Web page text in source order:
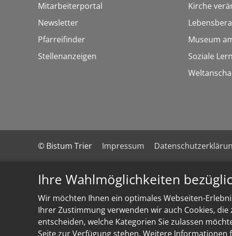
Ihre Wahlmöglichkeiten
Wir möchten Ihnen ein optimales Webseiten-
Ihrer Zustimmung verwenden wir auch Cookies,
entscheiden, welche Kategorien Sie zulassen
Seite zur Verfügung stehen. Weitere Informationen
Mitarbeiterportal
Newsletter
Pfarreifinder
Stellenanzeigen
Kirche
Museum
Soziale
© Bistum Trier Impressum